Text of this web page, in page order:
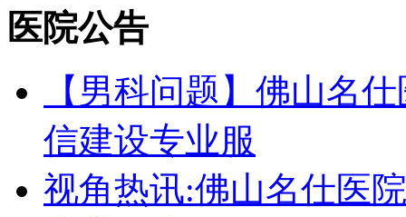
医院公告
【男科问题】佛山名
信建设专业服
视角热讯:佛山名仕医